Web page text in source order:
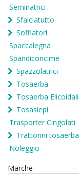
Seminatrici
Sfalciatutto
Soffiatori
Spaccalegna
Spandiconcime
Spazzolatrici
Tosaerba
Tosaerba Elicoidali
Tosasiepi
Trasporter Cingolati
Trattorini tosaerba
Noleggio
Marche